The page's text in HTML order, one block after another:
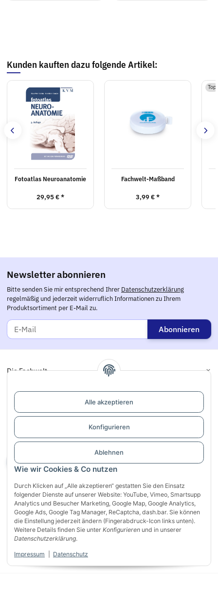
Wie wir Cookies & Co nutzen
Durch Klicken auf „Alle akzeptieren“ gestatten Sie den Einsatz
folgender Dienste auf unserer Website: YouTube, Vimeo, Smartsupp
Analytics und Besucher Marketing, Google Map, Google Analytics,
Google Ads, Google Tag Manager, ReCaptcha, dash.bar. Sie können
die Einstellung jederzeit ändern (Fingerabdruck-Icon links unten).
Weitere Details finden Sie unter Konfigurieren und in unserer
Datenschutzerklärung.
Impressum Datenschutz
Alle akzeptieren
Konfigurieren
Ablehnen
Kunden kauften dazu folgende Artikel:
Fotoatlas Neuroanatomie
29,95 €*
Fachwelt-Maßband
3,99 €*
Top
Newsletter abonnieren
Bitte senden Sie mir entsprechend Ihrer Datenschutzerklärung
regelmäßig und jederzeit widerruflich Informationen zu Ihrem
Produktsortiment per E-Mail zu.
Abonnieren
Die Fachwelt
Informationen
Links
Support / Dialogaufnahme
Vertrag widerrufen
Sichere Zahlung mit:
VISA
Banküberweisung